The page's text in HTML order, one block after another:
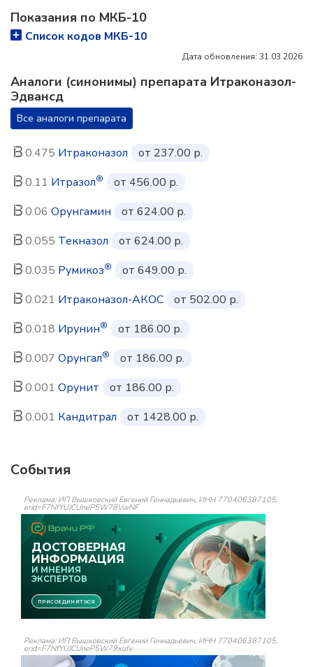
Показания по МКБ-10
Список кодов МКБ-10
Дата обновления: 31.03.2026
Аналоги (синонимы) препарата Итраконазол-
Эдвансд
Все аналоги препарата
0.475 Итраконазол
от 237.00 р.
0.11 Итразол®
от 456.00 р.
0.06 Орунгамин
от 624.00 р.
0.055 Текназол
от 624.00 р.
0.035 Румикоз®
от 649.00 р.
0.021 Итраконазол-АКОС
от 502.00 р.
0.018 Ирунин®
от 186.00 р.
0.007 Орунгал®
от 186.00 р.
0.001 Орунит
от 186.00 р.
0.001 Кандитрал от 1428.00 р.
События
Реклама: ИП Вышковский Евгений Геннадьевич, ИНН 770406387105,
erid=F7NfYUJCUneP5W78VwNF
Реклама: ИП Вышковский Евгений Геннадьевич, ИНН 770406387105,
erid=F7NfYUJCUneP5W79xufv